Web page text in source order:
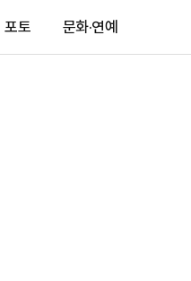
포토 문화·연예